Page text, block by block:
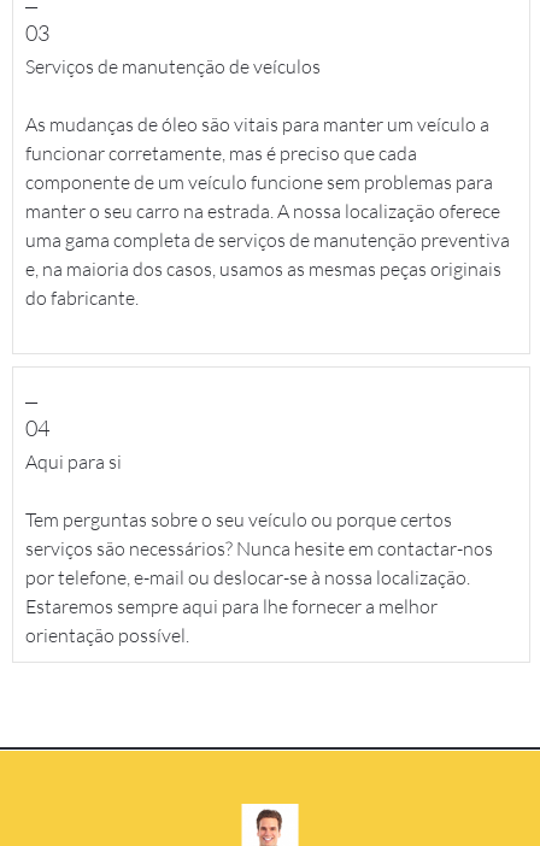
03
Serviços de manutenção de veículos
As mudanças de óleo são vitais para manter um veículo a
funcionar corretamente, mas é preciso que cada
componente de um veículo funcione sem problemas para
manter o seu carro na estrada. A nossa localização oferece
uma gama completa de serviços de manutenção preventiva
e, na maioria dos casos, usamos as mesmas peças originais
do fabricante.
04
Aqui para si
Tem perguntas sobre o seu veículo ou porque certos
serviços são necessários? Nunca hesite em contactar-nos
por telefone, e-mail ou deslocar-se à nossa localização.
Estaremos sempre aqui para lhe fornecer a melhor
orientação possível.